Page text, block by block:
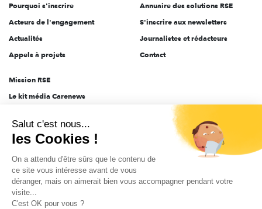
Pourquoi s'inscrire
Acteurs de l'engagement
Actualités
Appels à projets
Annuaire des solutions RSE
S'inscrire aux newsletters
Journalistes et rédacteurs
Contact
Mission RSE
Le kit média Carenews
AEF info
Novethic
PRODURABLE
Inclusiv Day
Salut c'est nous...
les Cookies !
On a attendu d'être sûrs que le contenu de
ce site vous intéresse avant de vous
déranger, mais on aimerait bien vous accompagner pendant votre
visite...
C'est OK pour vous ?